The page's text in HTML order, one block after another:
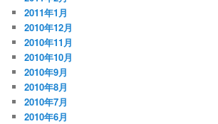
2011年1月
2010年12月
2010年11月
2010年10月
2010年9月
2010年8月
2010年7月
2010年6月